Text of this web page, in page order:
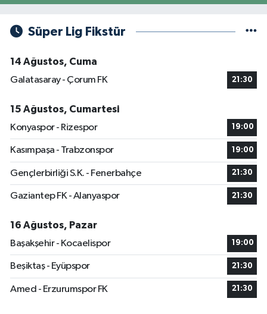
Süper Lig Fikstür
14 Ağustos, Cuma
Galatasaray - Çorum FK
21:30
15 Ağustos, Cumartesi
Konyaspor - Rizespor
19:00
Kasımpaşa - Trabzonspor 19:00
Gençlerbirliği S.K. - Fenerbahçe 21:30
Gaziantep FK - Alanyaspor 21:30
16 Ağustos, Pazar
Başakşehir - Kocaelispor
19:00
Beşiktaş - Eyüpspor 21:30
Amed - Erzurumspor FK 21:30